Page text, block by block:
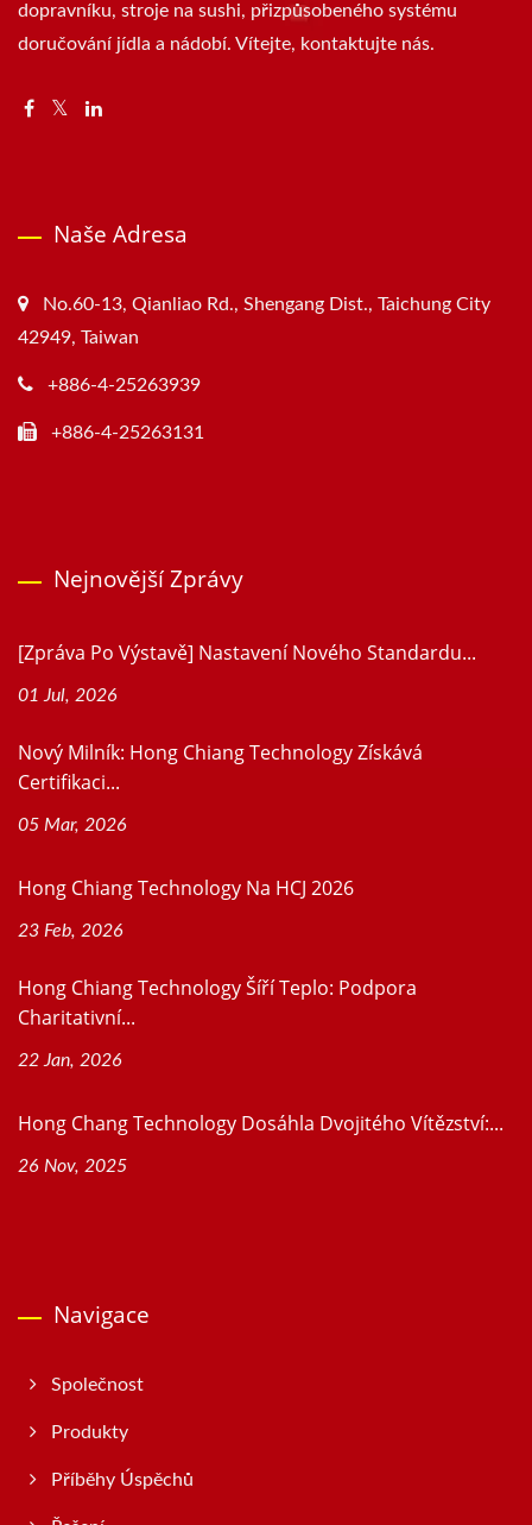
dopravníku, stroje na sushi, přizpůsobeného systému
doručování jídla a nádobí. Vítejte, kontaktujte nás.
Naše Adresa
No.60-13, Qianliao Rd., Shengang Dist., Taichung City
42949, Taiwan
+886-4-25263939
+886-4-25263131
Nejnovější Zprávy
[Zpráva Po Výstavě] Nastavení Nového Standardu...
01 Jul, 2026
Nový Milník: Hong Chiang Technology Získává
Certifikaci...
05 Mar, 2026
Hong Chiang Technology Na HCJ 2026
23 Feb, 2026
Hong Chiang Technology Šíří Teplo: Podpora
Charitativní...
22 Jan, 2026
Hong Chang Technology Dosáhla Dvojitého Vítězství:...
26 Nov, 2025
Navigace
Společnost
Produkty
Příběhy Úspěchů